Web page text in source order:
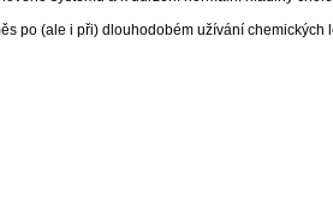
po (ale i při) dlouhodobém užívání chemických